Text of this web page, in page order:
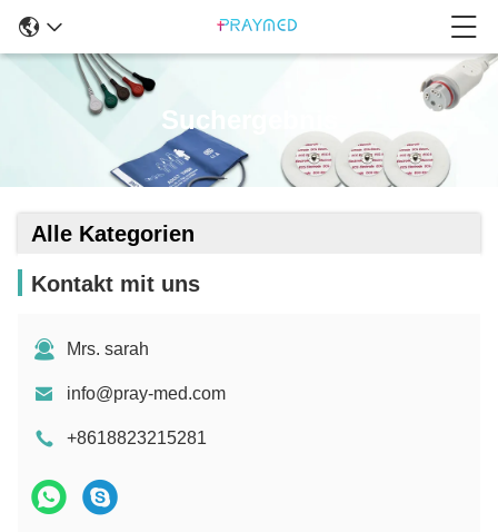
Suchergebnis
Alle Kategorien
Kontakt mit uns
Mrs. sarah
info@pray-med.com
+8618823215281